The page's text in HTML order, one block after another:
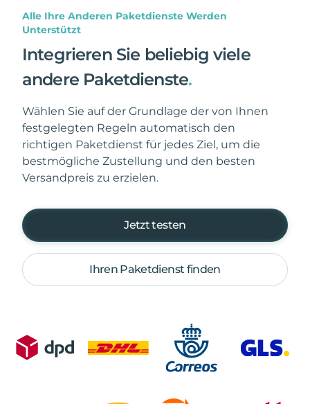
Alle Ihre Anderen Paketdienste Werden
Unterstützt
Integrieren Sie beliebig viele
andere Paketdienste.
Wählen Sie auf der Grundlage der von Ihnen
festgelegten Regeln automatisch den
richtigen Paketdienst für jedes Ziel, um die
bestmögliche Zustellung und den besten
Versandpreis zu erzielen.
Jetzt testen
Ihren Paketdienst finden